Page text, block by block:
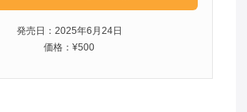
発売日：2025年6月24日
価格：¥500